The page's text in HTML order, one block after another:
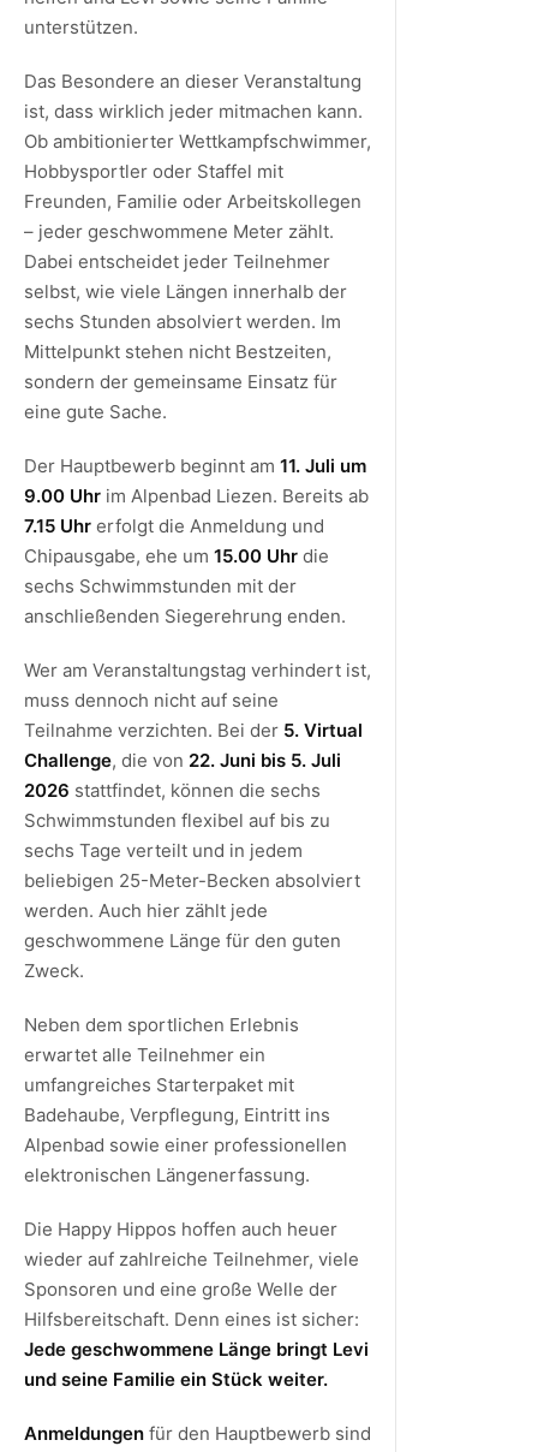
unterstützen.
Das Besondere an dieser Veranstaltung
ist, dass wirklich jeder mitmachen kann.
Ob ambitionierter Wettkampfschwimmer,
Hobbysportler oder Staffel mit
Freunden, Familie oder Arbeitskollegen
– jeder geschwommene Meter zählt.
Dabei entscheidet jeder Teilnehmer
selbst, wie viele Längen innerhalb der
sechs Stunden absolviert werden. Im
Mittelpunkt stehen nicht Bestzeiten,
sondern der gemeinsame Einsatz für
eine gute Sache.
Der Hauptbewerb beginnt am 11. Juli um
9.00 Uhr im Alpenbad Liezen. Bereits ab
7.15 Uhr erfolgt die Anmeldung und
Chipausgabe, ehe um 15.00 Uhr die
sechs Schwimmstunden mit der
anschließenden Siegerehrung enden.
Wer am Veranstaltungstag verhindert ist,
muss dennoch nicht auf seine
Teilnahme verzichten. Bei der 5. Virtual
Challenge, die von 22. Juni bis 5. Juli
2026 stattfindet, können die sechs
Schwimmstunden flexibel auf bis zu
sechs Tage verteilt und in jedem
beliebigen 25-Meter-Becken absolviert
werden. Auch hier zählt jede
geschwommene Länge für den guten
Zweck.
Neben dem sportlichen Erlebnis
erwartet alle Teilnehmer ein
umfangreiches Starterpaket mit
Badehaube, Verpflegung, Eintritt ins
Alpenbad sowie einer professionellen
elektronischen Längenerfassung.
Die Happy Hippos hoffen auch heuer
wieder auf zahlreiche Teilnehmer, viele
Sponsoren und eine große Welle der
Hilfsbereitschaft. Denn eines ist sicher:
Jede geschwommene Länge bringt Levi
und seine Familie ein Stück weiter.
Anmeldungen für den Hauptbewerb sind